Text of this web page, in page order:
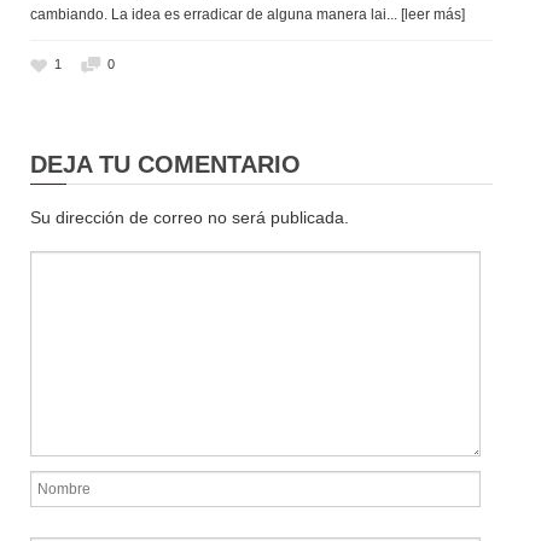
cambiando. La idea es erradicar de alguna manera lai... [leer más]
1 0
DEJA TU COMENTARIO
Su dirección de correo no será publicada.